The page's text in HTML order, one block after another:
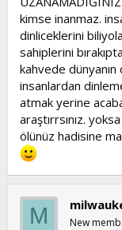
kimse inanmaz.
dinliceklerini
sahiplerini
kahvede dünyanın
insanlardan
atmak yerine
araştırrsınız.
ölünüz hadisine
M New